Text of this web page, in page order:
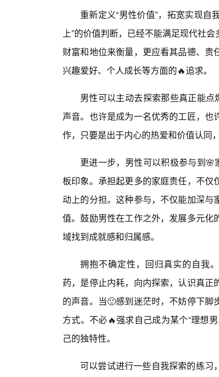
重新定义“男性价值”，拓宽实现自
上”的价值判断，已经不能满足现代社
财富和地位来衡量，更应看其品德、
兴趣爱好、个人成长等方面的🔥追求。
男性可以主动去探索那些真正能点
声音。也许是成为一名优秀的工匠，
作，只要是出于内心的热爱和价值认同
更进一步，男性可以积极参与到🌸
板印象。承担起更多的家庭责任，不
动上的分担。这种参与，不仅能加深
值。鼓励男性在工作之外，发展多元
域找到成就感和归属感。
拥抱不确定性，回归真实的自我
药，是停止内耗，向内探索，认识真
的声音。当🙂感到迷茫时，不妨停下
方式。不必🔥强求自己成为某个“理想
己的独特性。
可以尝试进行一些自我探索的练